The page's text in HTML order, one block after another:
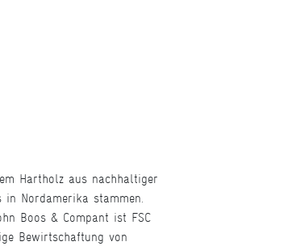
Hartholz aus nachhaltiger
Nordamerika stammen.
Boos & Compant ist FSC
Bewirtschaftung von